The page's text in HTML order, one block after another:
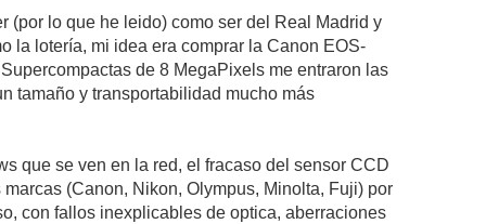
(por lo que he leido) como ser del Real Madrid y
la lotería, mi idea era comprar la Canon EOS-
de 8 MegaPixels me entraron las
tamaño y transportabilidad mucho más
que se ven en la red, el fracaso del sensor CCD
(Canon, Nikon, Olympus, Minolta, Fuji) por
con fallos inexplicables de optica, aberraciones